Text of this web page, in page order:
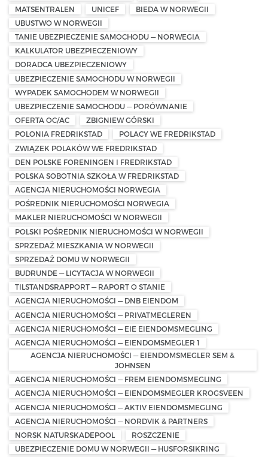
MATSENTRALEN
UNICEF
BIEDA W NORWEGII
UBUSTWO W NORWEGII
TANIE UBEZPIECZENIE SAMOCHODU — NORWEGIA
KALKULATOR UBEZPIECZENIOWY
DORADCA UBEZPIECZENIOWY
UBEZPIECZENIE SAMOCHODU W NORWEGII
WYPADEK SAMOCHODEM W NORWEGII
UBEZPIECZENIE SAMOCHODU — PORÓWNANIE
OFERTA OC/AC
ZBIGNIEW GÓRSKI
POLONIA FREDRIKSTAD
POLACY WE FREDRIKSTAD
ZWIĄZEK POLAKÓW WE FREDRIKSTAD
DEN POLSKE FORENINGEN I FREDRIKSTAD
POLSKA SOBOTNIA SZKOŁA W FREDRIKSTAD
AGENCJA NIERUCHOMOŚCI NORWEGIA
POŚREDNIK NIERUCHOMOŚCI NORWEGIA
MAKLER NIERUCHOMOŚCI W NORWEGII
POLSKI POŚREDNIK NIERUCHOMOŚCI W NORWEGII
SPRZEDAŻ MIESZKANIA W NORWEGII
SPRZEDAŻ DOMU W NORWEGII
BUDRUNDE — LICYTACJA W NORWEGII
TILSTANDSRAPPORT — RAPORT O STANIE
AGENCJA NIERUCHOMOŚCI — DNB EIENDOM
AGENCJA NIERUCHOMOŚCI — PRIVATMEGLEREN
AGENCJA NIERUCHOMOŚCI — EIE EIENDOMSMEGLING
AGENCJA NIERUCHOMOŚCI — EIENDOMSMEGLER 1
AGENCJA NIERUCHOMOŚCI — EIENDOMSMEGLER SEM &
JOHNSEN
AGENCJA NIERUCHOMOŚCI — FREM EIENDOMSMEGLING
AGENCJA NIERUCHOMOŚCI — EIENDOMSMEGLER KROGSVEEN
AGENCJA NIERUCHOMOŚCI — AKTIV EIENDOMSMEGLING
AGENCJA NIERUCHOMOŚCI — NORDVIK & PARTNERS
NORSK NATURSKADEPOOL
ROSZCZENIE
UBEZPIECZENIE DOMU W NORWEGII — HUSFORSIKRING